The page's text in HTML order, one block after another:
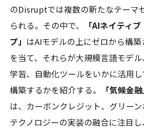
のDisruptでは複数の新たなテーマ
られる。その中で、
「AIネイティ
プ」 はAIモデルの上にゼロから構
を当て、それらが大規模言語モデ
学習、自動化ツールをいかに活用
構築するかを紹介する。
「気候金融
は、カーボンクレジット、グリー
テクノロジーの実装の融合に注目